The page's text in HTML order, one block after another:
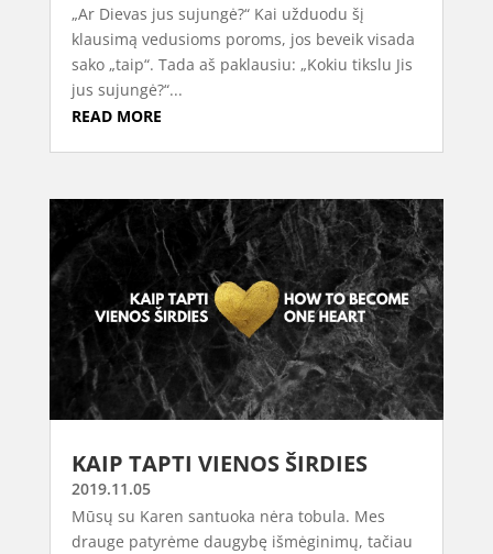
„Ar Dievas jus sujungė?“ Kai užduodu šį
klausimą vedusioms poroms, jos beveik visada
sako „taip“. Tada aš paklausiu: „Kokiu tikslu Jis
jus sujungė?“...
READ MORE
KAIP TAPTI VIENOS ŠIRDIES
2019.11.05
Mūsų su Karen santuoka nėra tobula. Mes
drauge patyrėme daugybę išmėginimų, tačiau